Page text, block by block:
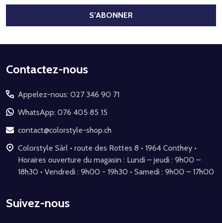
mail
S’ABONNER
Début
pied
de
page
Contactez-nous
Appelez-nous: 027 346 90 71
WhatsApp: 076 405 85 15
contact@colorstyle-shop.ch
Colorstyle Sàrl • route des Rottes 8 • 1964 Conthey •
Horaires ouverture du magasin : Lundi – jeudi : 9h00 –
18h30 • Vendredi : 9h00 - 19h30 • Samedi : 9h00 – 17h00
Suivez-nous